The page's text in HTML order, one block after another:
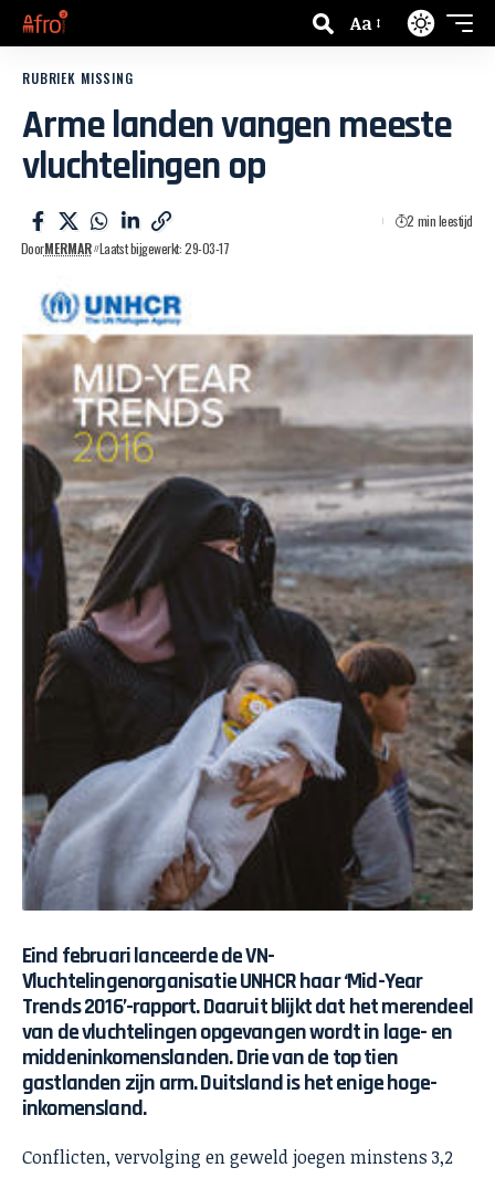
Aa
RUBRIEK MISSING
Arme landen vangen meeste
vluchtelingen op
DoorMERMAR Laatst bijgewerkt: 29-03-17
2 min leestijd
Eind februari lanceerde de VN-
Vluchtelingenorganisatie UNHCR haar ‘Mid-Year
Trends 2016’-rapport. Daaruit blijkt dat het merendeel
van de vluchtelingen opgevangen wordt in lage- en
middeninkomenslanden. Drie van de top tien
gastlanden zijn arm. Duitsland is het enige hoge-
inkomensland.
Conflicten, vervolging en geweld joegen minstens 3,2